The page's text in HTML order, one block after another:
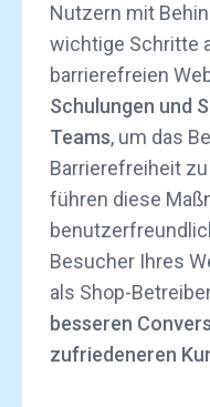
Nutzern mit
wichtige Schritte
barrierefreien
Schulungen und
Teams, um das
Barrierefreiheit
führen diese
Besucher Ihres
als Shop-
besseren
zufriedeneren